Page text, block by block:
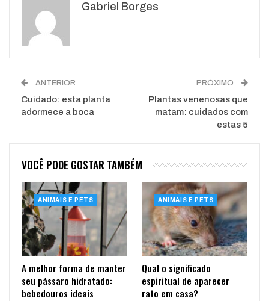
WhatsApp
Gabriel Borges
ANTERIOR
Cuidado: esta planta
adormece a boca
PRÓXIMO
Plantas venenosas que
matam: cuidados com
estas 5
VOCÊ PODE GOSTAR TAMBÉM
ANIMAIS E PETS
A melhor forma de manter
seu pássaro hidratado:
bebedouros ideais
ANIMAIS E PETS
Qual o significado
espiritual de aparecer
rato em casa?